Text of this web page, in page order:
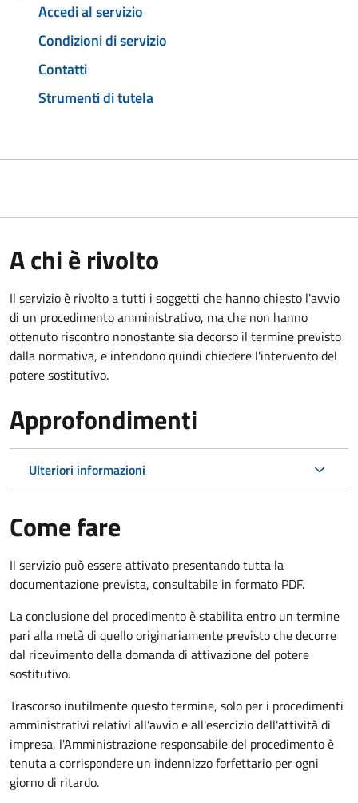
Accedi al servizio
Condizioni di servizio
Contatti
Strumenti di tutela
A chi è rivolto
Il servizio è rivolto a tutti i soggetti che hanno chiesto l'avvio
di un procedimento amministrativo, ma che non hanno
ottenuto riscontro nonostante sia decorso il termine previsto
dalla normativa, e intendono quindi chiedere l'intervento del
potere sostitutivo.
Approfondimenti
Ulteriori informazioni
Come fare
Il servizio può essere attivato presentando tutta la
documentazione prevista, consultabile in formato PDF.
La conclusione del procedimento è stabilita entro un termine
pari alla metà di quello originariamente previsto che decorre
dal ricevimento della domanda di attivazione del potere
sostitutivo.
Trascorso inutilmente questo termine, solo per i procedimenti
amministrativi relativi all'avvio e all'esercizio dell'attività di
impresa, l'Amministrazione responsabile del procedimento è
tenuta a corrispondere un indennizzo forfettario per ogni
giorno di ritardo.